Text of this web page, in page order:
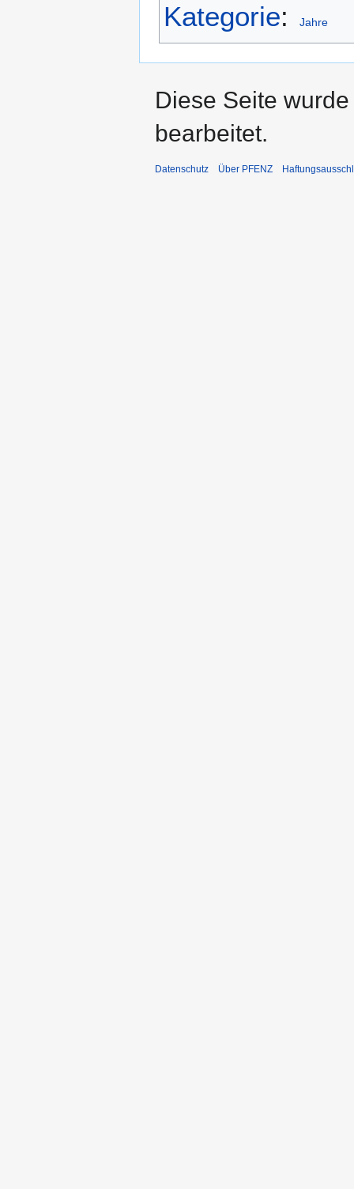
Kategorie: Jahre
Diese Seite
bearbeitet.
Datenschutz Über PFENZ